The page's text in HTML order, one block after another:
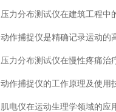
动作捕捉仪的工作原理及使用
肌电仪在运动生理学领域的应